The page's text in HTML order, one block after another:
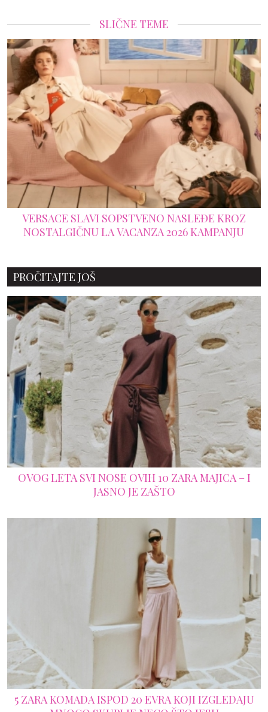
SLIČNE TEME
VERSACE SLAVI SOPSTVENO NASLEĐE KROZ
NOSTALGIČNU LA VACANZA 2026 KAMPANJU
PROČITAJTE JOŠ
OVOG LETA SVI NOSE OVIH 10 ZARA MAJICA – I
JASNO JE ZAŠTO
5 ZARA KOMADA ISPOD 20 EVRA KOJI IZGLEDAJU